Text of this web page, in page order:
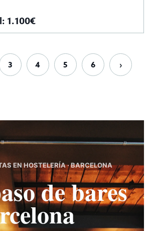
1.100€
3 4 5 6 ›
EN HOSTELERÍA · BARCELONA
de bares